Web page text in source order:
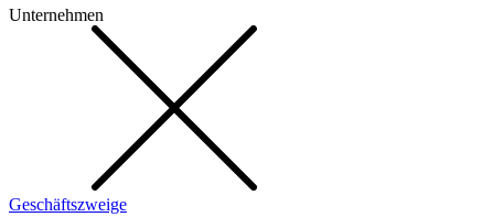
Unternehmen
Geschäftszweige